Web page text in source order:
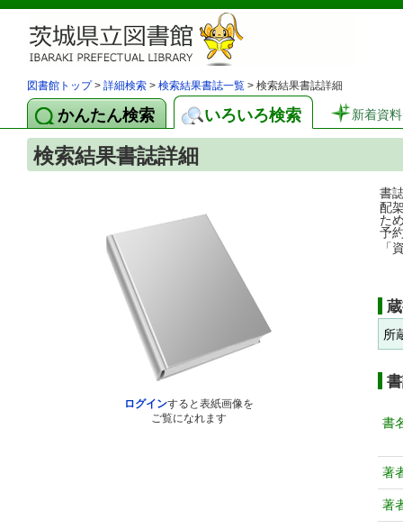
図書館トップ> 詳細検索 > 検索結果書誌一覧 > 検索結果書誌詳細
かんたん検索 いろいろ検索 新着資料
検索結果書誌詳細
ログインすると表紙画像を
ご覧になれます
書
配
た
予
「
所
書
著
著